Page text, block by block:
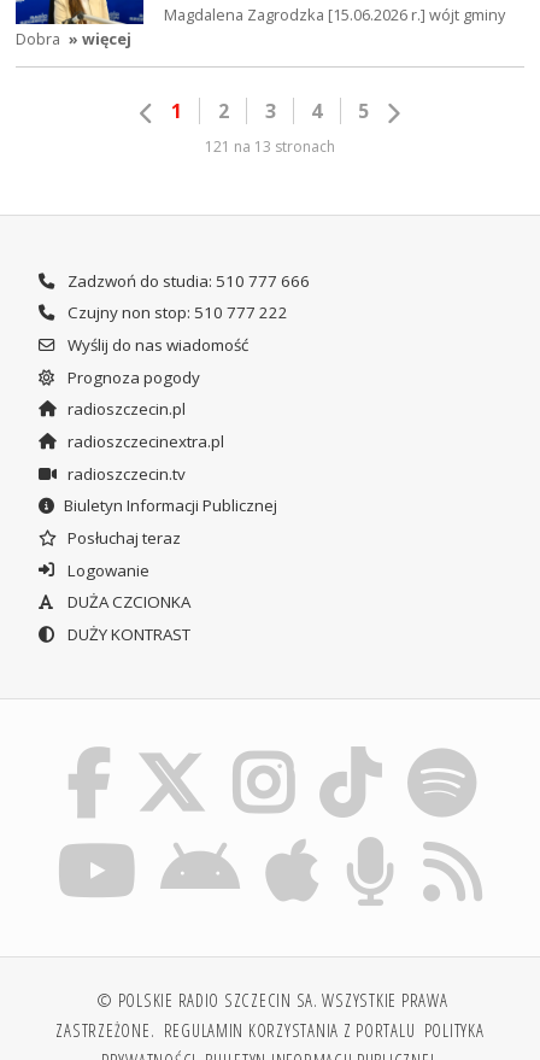
Magdalena Zagrodzka [15.06.2026 r.] wójt gminy
Dobra » więcej
1 2 3 4 5
121 na 13 stronach
Zadzwoń do studia: 510 777 666
Czujny non stop: 510 777 222
Wyślij do nas wiadomość
Prognoza pogody
radioszczecin.pl
radioszczecinextra.pl
radioszczecin.tv
Biuletyn Informacji Publicznej
Posłuchaj teraz
Logowanie
DUŻA CZCIONKA
DUŻY KONTRAST
© POLSKIE RADIO SZCZECIN SA. WSZYSTKIE PRAWA
ZASTRZEŻONE. REGULAMIN KORZYSTANIA Z PORTALU POLITYKA